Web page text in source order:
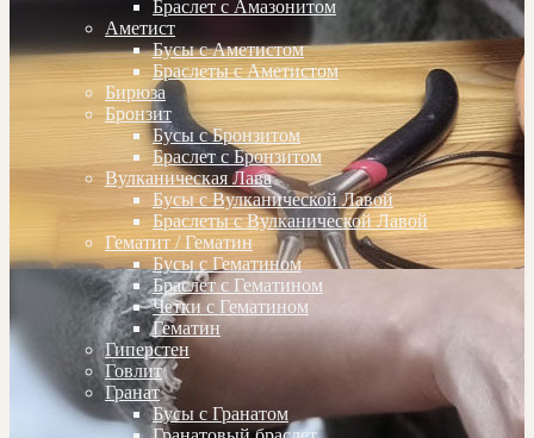
Браслет с Амазонитом
Аметист
Бусы с Аметистом
Браслеты с Аметистом
Бирюза
Бронзит
Бусы с Бронзитом
Браслет с Бронзитом
Вулканическая Лава
Бусы с Вулканической Лавой
Браслеты с Вулканической Лавой
Гематит / Гематин
Бусы с Гематином
Браслет с Гематином
Четки с Гематином
Гематин
Гиперстен
Говлит
Гранат
Бусы с Гранатом